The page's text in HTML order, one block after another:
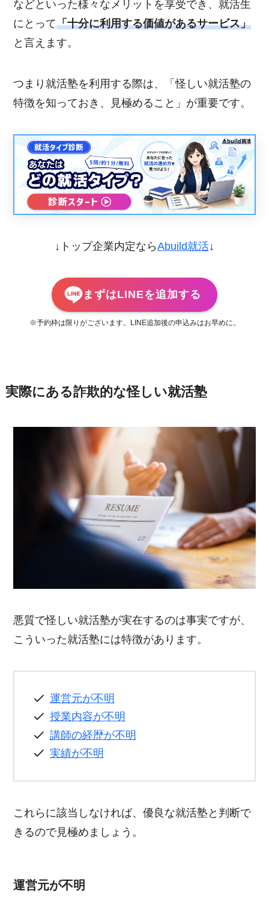
などといった様々なメリットを享受でき、就活生
にとって「十分に利用する価値があるサービス」
と言えます。
つまり就活塾を利用する際は、「怪しい就活塾の
特徴を知っておき、見極めること」が重要です。
↓トップ企業内定ならAbuild就活↓
まずはLINEを追加する
※予約枠は限りがございます。LINE追加後の申込みはお早めに。
実際にある詐欺的な怪しい就活塾
悪質で怪しい就活塾が実在するのは事実ですが、
こういった就活塾には特徴があります。
運営元が不明
授業内容が不明
講師の経歴が不明
実績が不明
これらに該当しなければ、優良な就活塾と判断で
きるので見極めましょう。
運営元が不明